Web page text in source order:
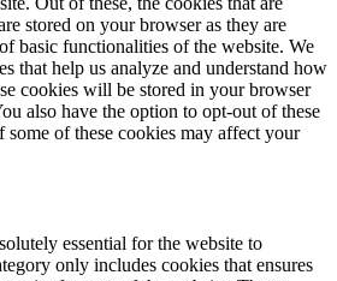
stored on your browser as they are
basic functionalities of the website. We
that help us analyze and understand how
cookies will be stored in your browser
also have the option to opt-out of these
of these cookies may affect your
essential for the website to
only includes cookies that ensures